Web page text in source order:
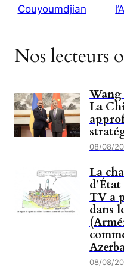
Couyoumdjian
Nos lecteurs
La
08/08/
La
TV a
dans
08/08/